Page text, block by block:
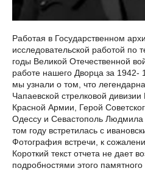
Работая в Государственном
исследовательской работой по
годы Великой Отечественной
работе нашего Дворца за 1942-
мы узнали о том, что
Чапаевской стрелковой дивизии
Красной Армии, Герой
Одессу и Севастополь
том году встретилась с
Фотография встречи, к
Короткий текст отчета не дает
подробностями этого